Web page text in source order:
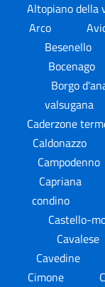
Altopiano della
Arco
Besenello
Bocenago
Borgo
valsugana
Caderzone
Caldonazzo
Campodenno
Capriana
condino
Castello-
Cavalese
Cavedine
Cimone